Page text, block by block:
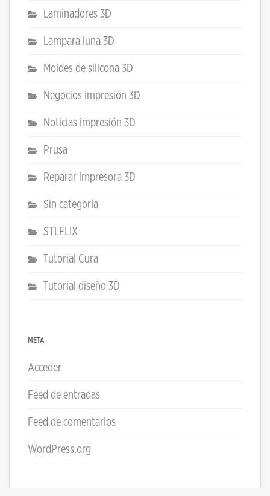
Laminadores 3D
Lampara luna 3D
Moldes de silicona 3D
Negocios impresión 3D
Noticias impresión 3D
Prusa
Reparar impresora 3D
Sin categoría
STLFLIX
Tutorial Cura
Tutorial diseño 3D
META
Acceder
Feed de entradas
Feed de comentarios
WordPress.org